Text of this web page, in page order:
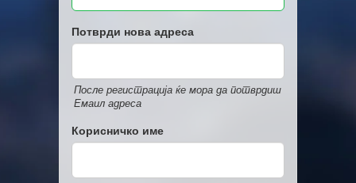
Потврди нова адреса
После регистрација ќе мора да потврдиш
Емаил адреса
Корисничко име